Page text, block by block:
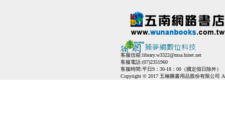
客服信箱:library.w3322@msa.hinet.net
客服電話:(07)2351960
客服時間:平日9：30-18：00（國定假日除外）
Copyright © 2017 五楠圖書用品股份有限公司